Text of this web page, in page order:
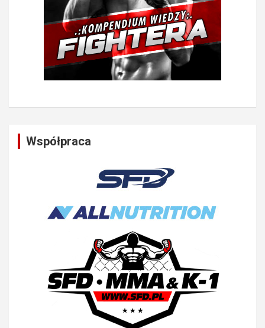
Współpraca